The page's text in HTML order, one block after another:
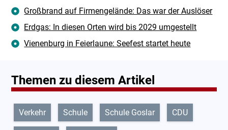
Großbrand auf Firmengelände: Das war der Auslöser
Erdgas: In diesen Orten wird bis 2029 umgestellt
Vienenburg in Feierlaune: Seefest startet heute
Themen zu diesem Artikel
Verkehr Schule Schule Goslar CDU